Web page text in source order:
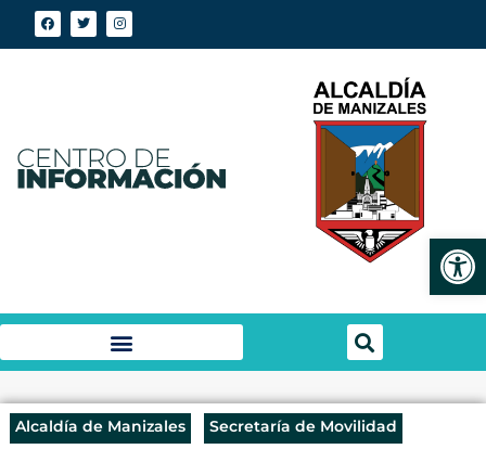
Alcaldía de Manizales Secretaría de Movilidad